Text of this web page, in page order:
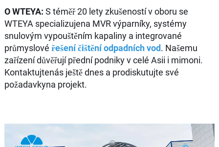
O WTEYA: S téměř 20 lety zkušeností v oboru se
WTEYA specializujena MVR výparníky, systémy
snulovým vypouštěním kapaliny a integrované
průmyslové řešení čištění odpadních vod. Našemu
zařízení důvěřují přední podniky v celé Asii i mimoni.
Kontaktujtenás ještě dnes a prodiskutujte své
požadavkyna projekt.